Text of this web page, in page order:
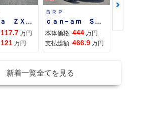
Ｎｉｎｊａ ＺＸ−４Ｒ ＳＥ
117.7 万円
121 万円
ＢＲＰ
ｃａｎ−ａｍ ＳＰＹＤＥＲ ＲＴ ＬＩＭＩＴＥＤ
本体価格: 444 万円
支払総額: 466.9 万円
新着一覧全てを見る